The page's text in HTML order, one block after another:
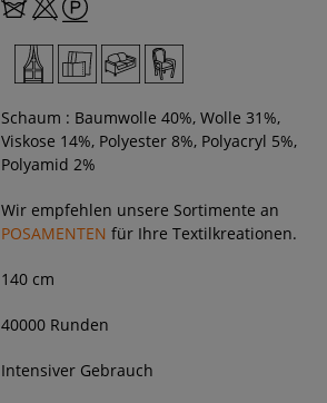
Schaum : Baumwolle 40%, Wolle 31%,
Viskose 14%, Polyester 8%, Polyacryl 5%,
Polyamid 2%
Wir empfehlen unsere Sortimente an
POSAMENTEN für Ihre Textilkreationen.
140 cm
40000 Runden
Intensiver Gebrauch